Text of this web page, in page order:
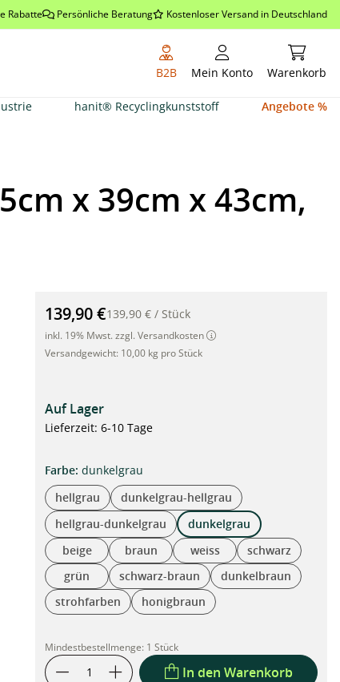
Rabatte Persönliche Beratung Kostenloser Versand in Deutschland
B2B Mein Konto Warenkorb
hanit® Recyclingkunststoff Angebote %
x 39cm x 43cm,
Rattan Pflanzkübel mit Bewässerungssystem, 95cm x
139,90 €139,90 € / Stück
inkl. 19% Mwst. zzgl. Versandkosten
Versandgewicht: 10,00 kg pro Stück
Auf Lager
Lieferzeit: 6-10 Tage
Farbeauswählen
:dunkelgrau
hellgrau
dunkelgrau-hellgrau
hellgrau-dunkelgrau
dunkelgrau
beige
braun weiss
schwarz
grün
schwarz-braun
dunkelbraun
strohfarben
honigbraun
Mindestbestellmenge: 1 Stück
In den Warenkorb